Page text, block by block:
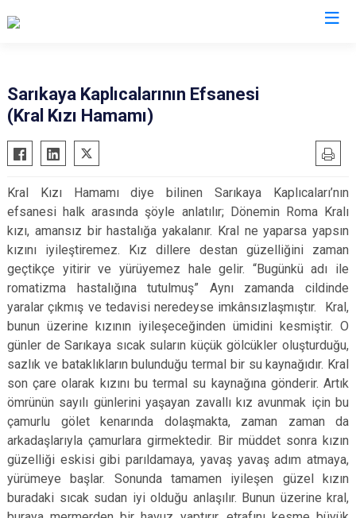
Gebze
Gölcük
Karamürsel
Körfez
Derince
Dilovası
İzmit
Kartepe
Sarıkaya Kaplıcalarının Efsanesi
(Kral Kızı Hamamı)
Kral Kızı Hamamı diye bilinen Sarıkaya Kaplıcaları’nın
efsanesi halk arasında şöyle anlatılır; Dönemin Roma Kralı
kızı, amansız bir hastalığa yakalanır. Kral ne yaparsa yapsın
kızını iyileştiremez. Kız dillere destan güzelliğini zaman
geçtikçe yitirir ve yürüyemez hale gelir. “Bugünkü adı ile
romatizma hastalığına tutulmuş” Aynı zamanda cildinde
yaralar çıkmış ve tedavisi neredeyse imkânsızlaşmıştır. Kral,
bunun üzerine kızının iyileşeceğinden ümidini kesmiştir. O
günler de Sarıkaya sıcak suların küçük gölcükler oluşturduğu,
sazlık ve bataklıkların bulunduğu termal bir su kaynağıdır. Kral
son çare olarak kızını bu termal su kaynağına gönderir. Artık
ömrünün sayılı günlerini yaşayan zavallı kız avunmak için bu
çamurlu gölet kenarında dolaşmakta, zaman zaman da
arkadaşlarıyla çamurlara girmektedir. Bir müddet sonra kızın
güzelliği eskisi gibi parıldamaya, yavaş yavaş adım atmaya,
yürümeye başlar. Sonunda tamamen iyileşen güzel kızın
buradaki sıcak sudan iyi olduğu anlaşılır. Bunun üzerine kral,